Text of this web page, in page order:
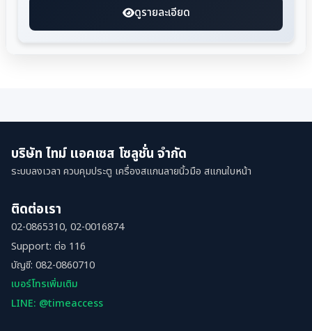
ดูรายละเอียด
บริษัท ไทม์ แอคเซส โซลูชั่น จำกัด
ระบบลงเวลา ควบคุมประตู เครื่องสแกนลายนิ้วมือ สแกนใบหน้า
ติดต่อเรา
02-0865310, 02-0016874
Support: ต่อ 116
บัญชี: 082-0860710
เบอร์โทรเพิ่มเติม
LINE: @timeaccess